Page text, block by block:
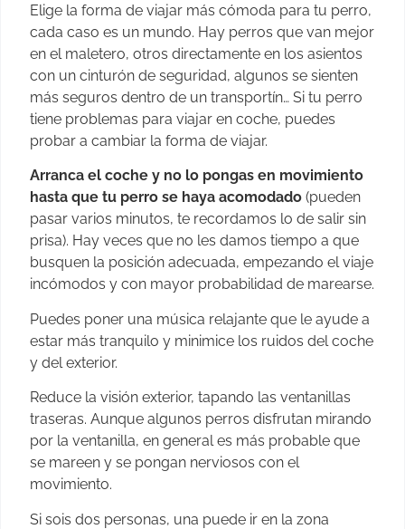
Elige la forma de viajar más cómoda para tu perro,
cada caso es un mundo. Hay perros que van mejor
en el maletero, otros directamente en los asientos
con un cinturón de seguridad, algunos se sienten
más seguros dentro de un transportín… Si tu perro
tiene problemas para viajar en coche, puedes
probar a cambiar la forma de viajar.
Arranca el coche y no lo pongas en movimiento
hasta que tu perro se haya acomodado(pueden
pasar varios minutos, te recordamos lo de salir sin
prisa). Hay veces que no les damos tiempo a que
busquen la posición adecuada, empezando el viaje
incómodos y con mayor probabilidad de marearse.
Puedes poner una música relajante que le ayude a
estar más tranquilo y minimice los ruidos del coche
y del exterior.
Reduce la visión exterior, tapando las ventanillas
traseras. Aunque algunos perros disfrutan mirando
por la ventanilla, en general es más probable que
se mareen y se pongan nerviosos con el
movimiento.
Si sois dos personas, una puede ir en la zona